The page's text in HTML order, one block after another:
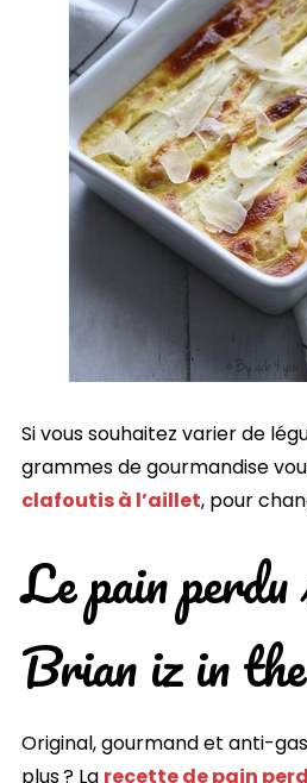
Si vous souhaitez varier de
grammes de gourmandise
clafoutis à l’aillet, pour
Le pain perdu
Brian iz in
Original, gourmand et anti-
plus ? La recette de pain